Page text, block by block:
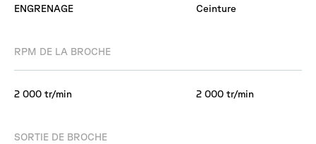
ENGRENAGE
RPM DE LA BROCHE
2 000 tr/min
SORTIE DE BROCHE
Ceinture
2 000 tr/min